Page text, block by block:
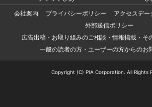
会社案内
プライバシーポリシー
アクセスデ
外部送信ポリシー
広告出稿・お取り組みのご相談・情報掲載・そ
一般の読者の方・ユーザーの方からのお
Copyright (C) PIA Corporation. All Rights